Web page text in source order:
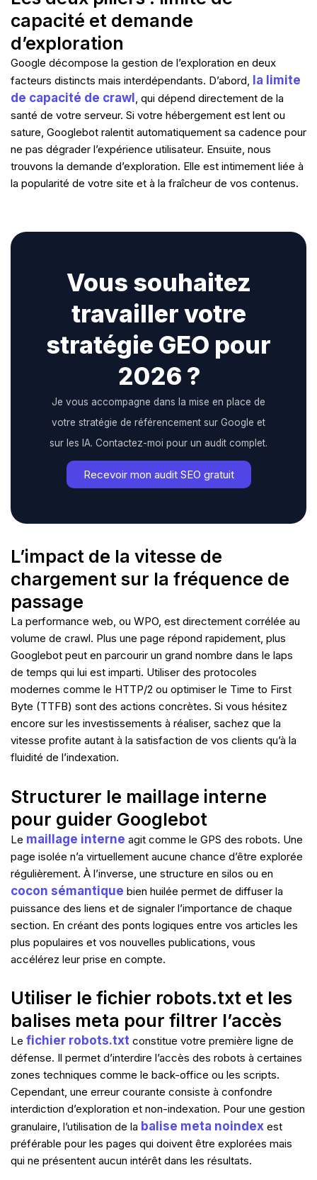
m r a
r
n
g
-
e
c
h
a
n
e
capacité et demande
d’exploration
Google décompose la gestion de l’exploration en deux
facteurs distincts mais interdépendants. D’abord, la limite
de capacité de crawl , qui dépend directement de la
santé de votre serveur. Si votre hébergement est lent ou
sature, Googlebot ralentit automatiquement sa cadence pour
ne pas dégrader l’expérience utilisateur. Ensuite, nous
trouvons la demande d’exploration. Elle est intimement liée à
la popularité de votre site et à la fraîcheur de vos contenus.
Vous souhaitez
travailler votre
stratégie GEO pour
2026 ?
Je vous accompagne dans la mise en place de
votre stratégie de référencement sur Google et
sur les IA. Contactez-moi pour un audit complet.
Recevoir mon audit SEO gratuit
L’impact de la vitesse de
chargement sur la fréquence de
passage
La performance web, ou WPO, est directement corrélée au
volume de crawl. Plus une page répond rapidement, plus
Googlebot peut en parcourir un grand nombre dans le laps
de temps qui lui est imparti. Utiliser des protocoles
modernes comme le HTTP/2 ou optimiser le Time to First
Byte (TTFB) sont des actions concrètes. Si vous hésitez
encore sur les investissements à réaliser, sachez que la
vitesse profite autant à la satisfaction de vos clients qu’à la
fluidité de l’indexation.
Structurer le maillage interne
pour guider Googlebot
Le maillage interne agit comme le GPS des robots. Une
page isolée n’a virtuellement aucune chance d’être explorée
régulièrement. À l’inverse, une structure en silos ou en
cocon sémantique bien huilée permet de diffuser la
puissance des liens et de signaler l’importance de chaque
section. En créant des ponts logiques entre vos articles les
plus populaires et vos nouvelles publications, vous
accélérez leur prise en compte.
Utiliser le fichier robots.txt et les
balises meta pour filtrer l’accès
Le fichier robots.txt constitue votre première ligne de
défense. Il permet d’interdire l’accès des robots à certaines
zones techniques comme le back-office ou les scripts.
Cependant, une erreur courante consiste à confondre
interdiction d’exploration et non-indexation. Pour une gestion
granulaire, l’utilisation de la balise meta noindex est
préférable pour les pages qui doivent être explorées mais
qui ne présentent aucun intérêt dans les résultats.